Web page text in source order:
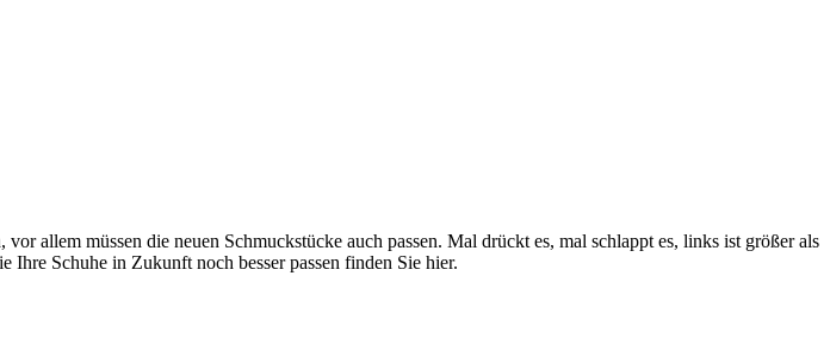
allem müssen die neuen Schmuckstücke auch passen. Mal drückt es, mal schlappt es, links ist größer als
Schuhe in Zukunft noch besser passen finden Sie hier.